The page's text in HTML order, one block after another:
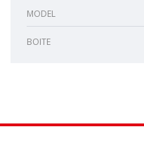
MODEL
BOITE